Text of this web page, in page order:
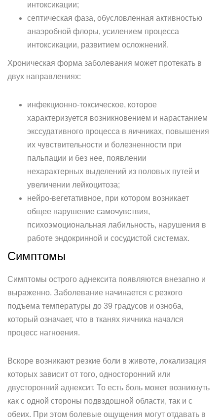
интоксикации;
септическая фаза, обусловленная активностью
анаэробной флоры, усилением процесса
интоксикации, развитием осложнений.
Хроническая форма заболевания может протекать в
двух направлениях:
инфекционно-токсическое, которое
характеризуется возникновением и нарастанием
экссудативного процесса в яичниках, повышения
их чувствительности и болезненности при
пальпации и без нее, появлении
нехарактерных выделений из половых путей и
увеличении лейкоцитоза;
нейро-вегетативное, при котором возникает
общее нарушение самочувствия,
психоэмоциональная лабильность, нарушения в
работе эндокринной и сосудистой системах.
Симптомы
Симптомы острого аднексита появляются внезапно и
выраженно. Заболевание начинается с резкого
подъема температуры до 39 градусов и озноба,
который означает, что в тканях яичника начался
процесс нагноения.
Вскоре возникают резкие боли в животе, локализация
которых зависит от того, односторонний или
двусторонний аднексит. То есть боль может возникнуть
как с одной стороны подвздошной области, так и с
обеих. При этом болевые ощущения могут отдавать в